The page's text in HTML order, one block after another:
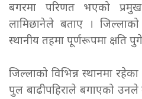
बगरमा परिणत भएको
लामिछानेले बताए ।
स्थानीय तहमा पूर्णरूपमा क्षति
जिल्लाको विभिन्न स्थानमा
पुल बाढीपहिराले बगाएको